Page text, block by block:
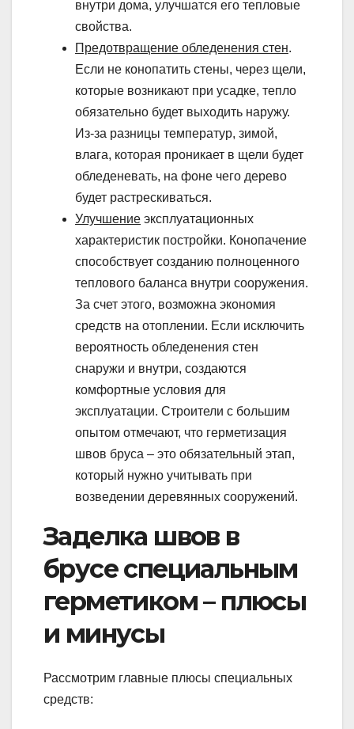
внутри дома, улучшатся его тепловые
свойства.
Предотвращение обледенения стен.
Если не конопатить стены, через щели,
которые возникают при усадке, тепло
обязательно будет выходить наружу.
Из-за разницы температур, зимой,
влага, которая проникает в щели будет
обледеневать, на фоне чего дерево
будет растрескиваться.
Улучшение эксплуатационных
характеристик постройки. Конопачение
способствует созданию полноценного
теплового баланса внутри сооружения.
За счет этого, возможна экономия
средств на отоплении. Если исключить
вероятность обледенения стен
снаружи и внутри, создаются
комфортные условия для
эксплуатации. Строители с большим
опытом отмечают, что герметизация
швов бруса – это обязательный этап,
который нужно учитывать при
возведении деревянных сооружений.
Заделка швов в
брусе специальным
герметиком – плюсы
и минусы
Рассмотрим главные плюсы специальных
средств: